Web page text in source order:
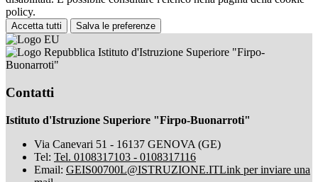
policy.
Accetta tutti Salva le preferenze
Istituto d'Istruzione Superiore "Firpo-
Buonarroti"
Contatti
Istituto d'Istruzione Superiore "Firpo-Buonarroti"
Via Canevari 51 - 16137 GENOVA (GE)
Tel: Tel. 0108317103 - 0108317116
Email: GEIS00700L@ISTRUZIONE.ITLink per inviare una